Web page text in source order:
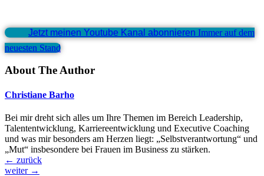
Jetzt meinen Youtube Kanal abonnieren Immer auf dem
neuesten Stand
About The Author
Christiane Barho
Bei mir dreht sich alles um Ihre Themen im Bereich Leadership,
Talententwicklung, Karriereentwicklung und Executive Coaching
und was mir besonders am Herzen liegt: „Selbstverantwortung“ und
„Mut“ insbesondere bei Frauen im Business zu stärken.
← zurück
weiter →